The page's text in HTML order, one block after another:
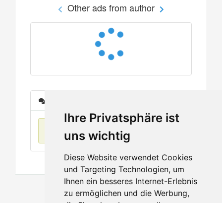
Ihre Privatsphäre ist
uns wichtig
Diese Website verwendet Cookies
und Targeting Technologien, um
Ihnen ein besseres Internet-Erlebnis
zu ermöglichen und die Werbung,
Other ads from author
No items found